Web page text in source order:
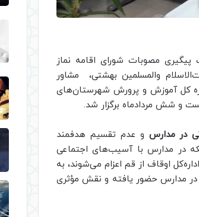
پیگیری مصوبات شورای اقامه نماز
والمسلمین بهشتی، مشاور
کل آموزش و پرورش شهرستان‌های
و شش مردادماه برگزار شد.
در مدارس و عدم تقسیم هدفمند
در مدارس با آسیب‌های اجتماعی
اوقاف از قم اعزام می‌شوند، به
در مدارس حضور یافته و نقش مؤثری